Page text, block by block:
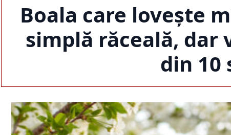
Boala care lovește
simplă răceală, dar
din 10